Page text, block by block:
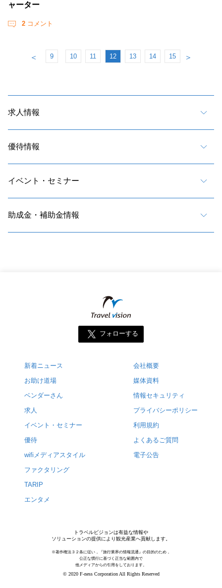
ャーター
2 コメント
＜ 9 10 11 12 13 14 15 ＞
求人情報
優待情報
イベント・セミナー
助成金・補助金情報
フォローする
新着ニュース
お助け道場
ベンダーさん
求人
イベント・セミナー
優待
wifiメディアスタイル
ファクタリング
TARIP
エンタメ
会社概要
媒体資料
情報セキュリティ
プライバシーポリシー
利用規約
よくあるご質問
電子公告
トラベルビジョンは有益な情報や
ソリューションの提供により観光産業へ貢献します。
※著作権法３２条に従い，『旅行業界の情報流通』の目的のため，
公正な慣行に基づく正当な範囲内で
他メディアからの引用をしております。
© 2020 F-ness Corporation All Rights Reserved